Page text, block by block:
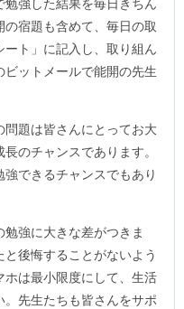
強した結果を毎日きちん
宿題も含めて、毎日の取
ート」に記入し、取り組ん
ットメールで能開の先生
題は皆さんにとってお大
のチャンスであります。
できるチャンスでもあり
強に大きな差がつきま
後悔することがないよう
ホは最小限度にして、生活
先生たちも皆さんをサポ